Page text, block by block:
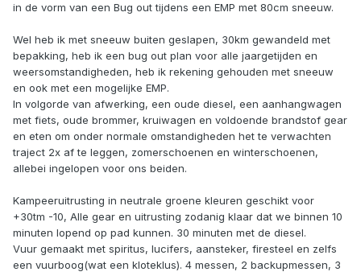
in de vorm van een Bug out tijdens een EMP met 80cm sneeuw.
Wel heb ik met sneeuw buiten geslapen, 30km gewandeld met
bepakking, heb ik een bug out plan voor alle jaargetijden en
weersomstandigheden, heb ik rekening gehouden met sneeuw
en ook met een mogelijke EMP.
In volgorde van afwerking, een oude diesel, een aanhangwagen
met fiets, oude brommer, kruiwagen en voldoende brandstof gear
en eten om onder normale omstandigheden het te verwachten
traject 2x af te leggen, zomerschoenen en winterschoenen,
allebei ingelopen voor ons beiden.
Kampeeruitrusting in neutrale groene kleuren geschikt voor
+30tm -10, Alle gear en uitrusting zodanig klaar dat we binnen 10
minuten lopend op pad kunnen. 30 minuten met de diesel.
Vuur gemaakt met spiritus, lucifers, aansteker, firesteel en zelfs
een vuurboog(wat een kloteklus). 4 messen, 2 backupmessen, 3